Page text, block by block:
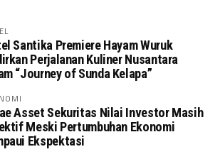
Santika Premiere Hayam Wuruk
Perjalanan Kuliner Nusantara
“Journey of Sunda Kelapa”
Asset Sekuritas Nilai Investor Masih
Meski Pertumbuhan Ekonomi
Ekspektasi